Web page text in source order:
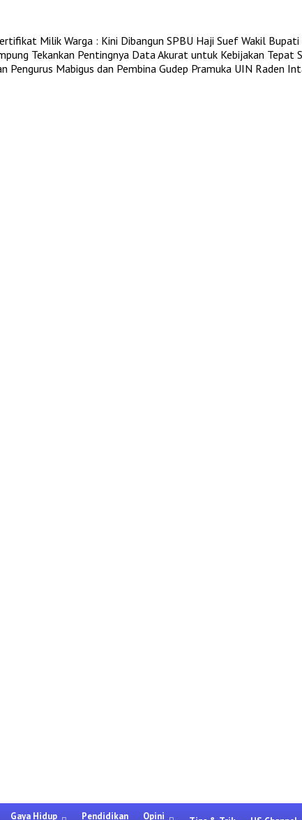
Milik Warga : Kini Dibangun SPBU Haji Suef Wakil
Tekankan Pentingnya Data Akurat untuk Kebijakan Tepat
Pengurus Mabigus dan Pembina Gudep Pramuka UIN Raden
Gaya Hidup Pendidikan Opini